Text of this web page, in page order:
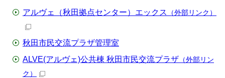
アルヴェ（秋田拠点センター）エックス （外部リンク）
秋田市民交流プラザ管理室
ALVE(アルヴェ)公共棟 秋田市民交流プラザ （外部リン
ク）